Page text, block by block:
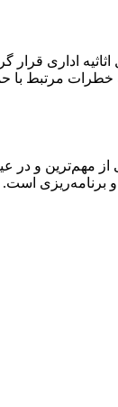
اثاثیه اداری
خطرات مرتبط
مهم‌ترین و در
و برنامه‌ریزی